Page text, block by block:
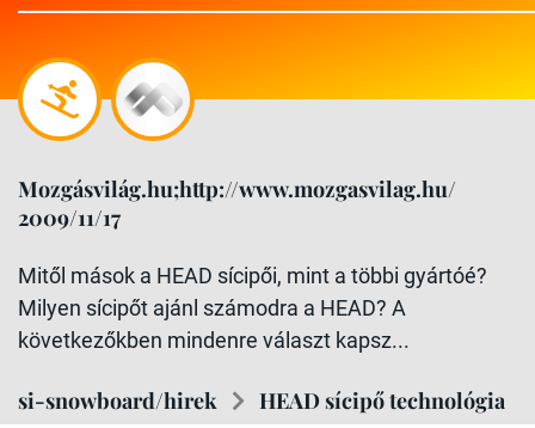
Mozgásvilág.hu;http://www.mozgasvilag.hu/
2009/11/17
Mitől mások a HEAD sícipői, mint a többi gyártóé?
Milyen sícipőt ajánl számodra a HEAD? A
következőkben mindenre választ kapsz...
si-snowboard/hirek HEAD sícipő technológia